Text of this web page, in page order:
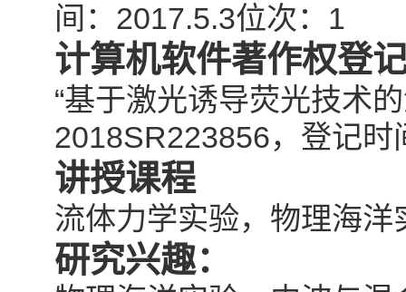
间： 2017.5.3位次： 1
计算机软件著作权登
“基于激光诱导荧光技术
2018SR223856，登记时
讲授课程
流体力学实验，物理海洋
研究兴趣：